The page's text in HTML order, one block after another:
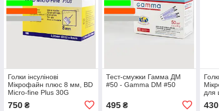
Голки інсулінові
Мікрофайн плюс 8 мм, BD
Micro-fine Plus 30G
750 ₴
Тест-смужки Гамма ДМ
#50 - Gamma DM #50
495₴
для
430